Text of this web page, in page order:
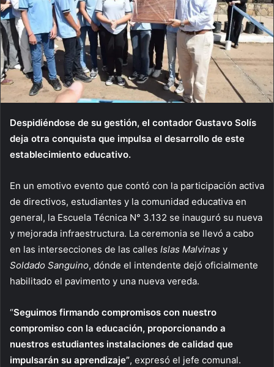
Despidiéndose de su gestión, el contador Gustavo Solís
deja otra conquista que impulsa el desarrollo de este
establecimiento educativo.
En un emotivo evento que contó con la participación activa
de directivos, estudiantes y la comunidad educativa en
general, la Escuela Técnica N° 3.132 se inauguró su nueva
y mejorada infraestructura. La ceremonia se llevó a cabo
en las intersecciones de las calles Islas Malvinas y
Soldado Sanguino, dónde el intendente dejó oficialmente
habilitado el pavimento y una nueva vereda.
“Seguimos firmando compromisos con nuestro
compromiso con la educación, proporcionando a
nuestros estudiantes instalaciones de calidad que
impulsarán su aprendizaje”, expresó el jefe comunal.